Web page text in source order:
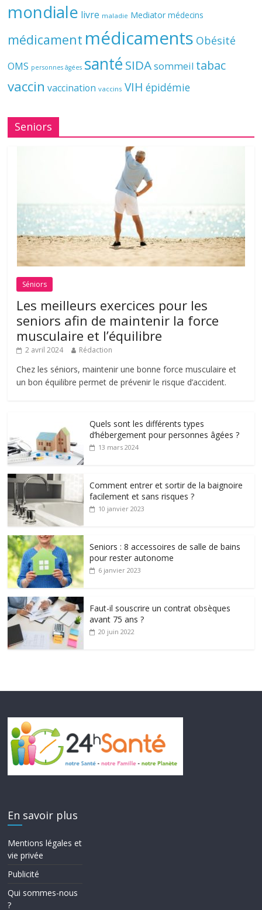
mondiale livre maladie Mediator médecins
médicament médicaments Obésité
OMS personnes âgées santé SIDAsommeil tabac
vaccin vaccination vaccins VIH épidémie
Seniors
Séniors
Les meilleurs exercices pour les
seniors afin de maintenir la force
musculaire et l’équilibre
2 avril 2024 Rédaction
Chez les séniors, maintenir une bonne force musculaire et
un bon équilibre permet de prévenir le risque d’accident.
Quels sont les différents types
d’hébergement pour personnes âgées ?
13 mars 2024
Comment entrer et sortir de la baignoire
facilement et sans risques ?
10 janvier 2023
Seniors : 8 accessoires de salle de bains
pour rester autonome
6 janvier 2023
Faut-il souscrire un contrat obsèques
avant 75 ans ?
20 juin 2022
En savoir plus
Mentions légales et
vie privée
Publicité
Qui sommes-nous
?